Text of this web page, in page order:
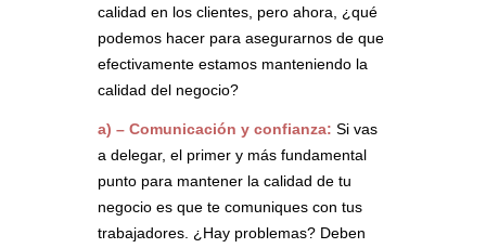
calidad en los clientes, pero ahora, ¿qué
podemos hacer para asegurarnos de que
efectivamente estamos manteniendo la
calidad del negocio?
a) – Comunicación y confianza: Si vas
a delegar, el primer y más fundamental
punto para mantener la calidad de tu
negocio es que te comuniques con tus
trabajadores. ¿Hay problemas? Deben